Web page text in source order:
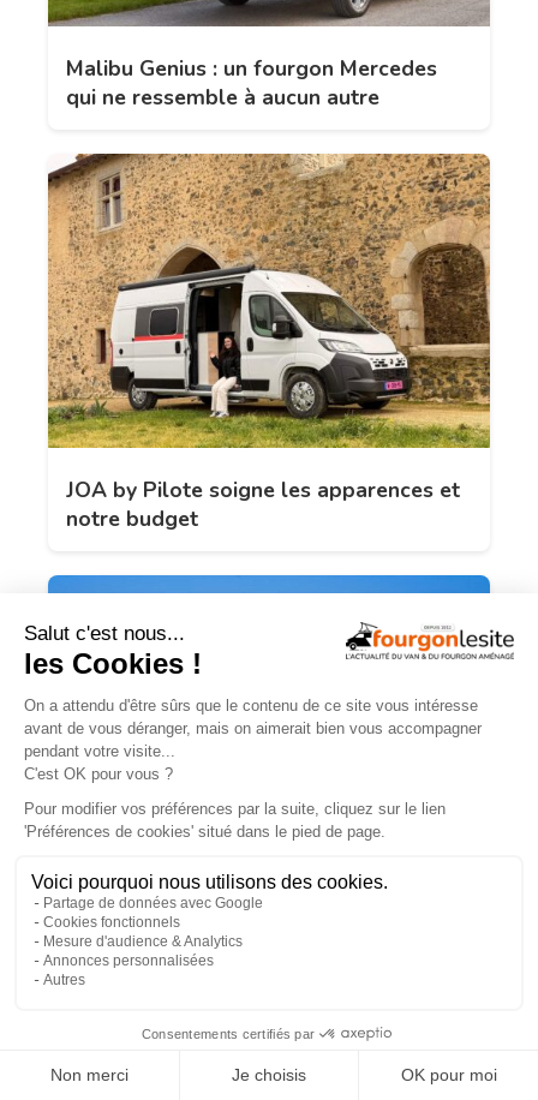
Malibu Genius : un fourgon Mercedes
qui ne ressemble à aucun autre
JOA by Pilote soigne les apparences et
notre budget
Campérêve Magellan 746 : la conquête
de l’espace
TROUVEZ
UN AMÉNAGEUR